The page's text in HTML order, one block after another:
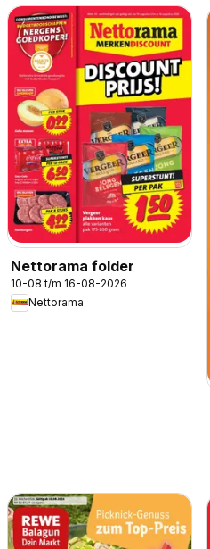
Nettorama folder
10-08 t/m 16-08-2026
Nettorama